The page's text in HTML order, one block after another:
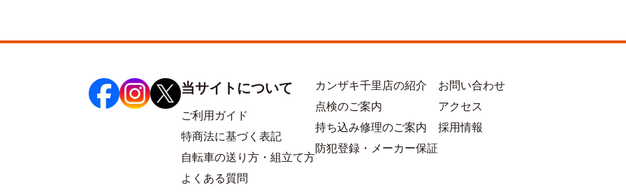
当サイトについて
ご利用ガイド
特商法に基づく表記
自転車の送り方・組立て方
よくある質問
カンザキ千里店の紹介
点検のご案内
持ち込み修理のご案内
防犯登録・メーカー保証
お問い合わせ
アクセス
採用情報